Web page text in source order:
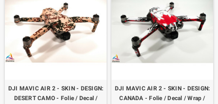
DJI MAVIC AIR 2 - SKIN - DESIGN:
DESERT CAMO - Folie / Decal /
DJI MAVIC AIR 2 - SKIN - DESIGN:
CANADA - Folie / Decal / Wrap /